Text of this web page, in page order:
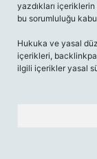
yazdıkları
bu sorumluluğu
Hukuka ve yasal
içerikleri,
ilgili içerikler yasal